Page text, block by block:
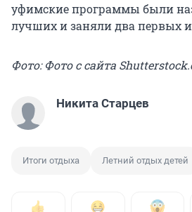
уфимские программы были
лучших и заняли два первых и
Фото: Фото с сайта
Никита Старцев
Итоги отдыха Летний отдых детей